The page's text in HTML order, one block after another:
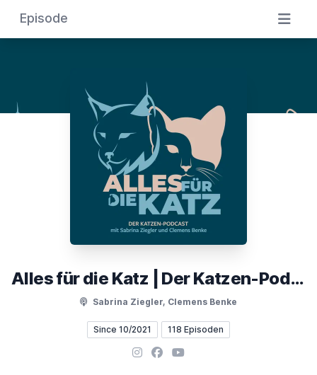
Episode
Alles für die Katz | Der Katzen-Podcast
Sabrina Ziegler, Clemens Benke
Since 10/2021 118 Episoden
Instagram
Facebook
YouTube